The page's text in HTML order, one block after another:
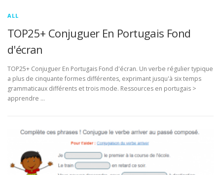
ALL
TOP25+ Conjuguer En Portugais Fond
d'écran
TOP25+ Conjuguer En Portugais Fond d'écran. Un verbe régulier typique
a plus de cinquante formes différentes, exprimant jusqu'à six temps
grammaticaux différents et trois mode. Ressources en portugais >
apprendre …